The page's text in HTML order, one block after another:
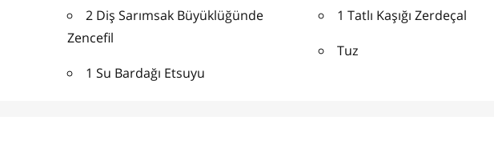
2 Diş Sarımsak Büyüklüğünde
Zencefil
1 Su Bardağı Etsuyu
1 Tatlı Kaşığı Zerdeçal
Tuz